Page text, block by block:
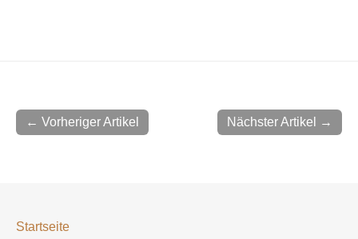
Nächster Artikel →
← Vorheriger Artikel
Startseite